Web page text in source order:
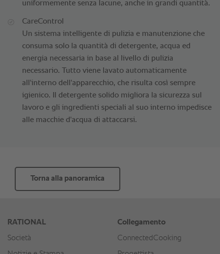
uniformemente senza lacune, anche in grandi quantità.
CareControl
Un sistema intelligente di pulizia e manutenzione che
consuma solo la quantità di detergente, acqua ed
energia necessaria in base al livello di pulizia
necessario. Tutto viene lavato automaticamente
all'interno dell'apparecchio, che risulta così sempre
igienico. Il detergente solido migliora la sicurezza sul
lavoro e gli ingredienti speciali al suo interno impedisce
alle macchie d'acqua di attaccarsi.
Torna alla panoramica